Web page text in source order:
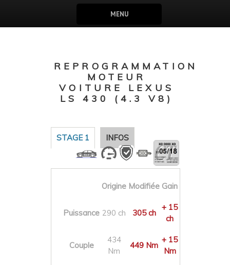
MENU
REPROGRAMMATION
MOTEUR
VOITURE LEXUS
LS 430 (4.3 V8)
STAGE 1 INFOS
Origine Modifiée Gain
Puissance 290 ch 305 ch
+ 15
ch
Couple
434
Nm
449 Nm
+ 15
Nm